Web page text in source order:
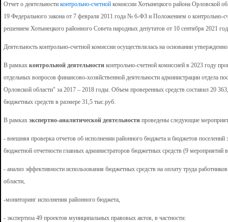
Отчет о деятельности контрольно-счетной комиссии Хотынецкого района Орловской
19 Федерального закона от 7 февраля 2011 года № 6-ФЗ и Положением о контрольно-
решением Хотынецкого районного Совета народных депутатов от 10 сентября 2021
Деятельность контрольно-счетной комиссии осуществлялась на основании
В рамках контрольной деятельности контрольно-счетной комиссией в 2023 году
отдельных вопросов финансово-хозяйственной деятельности администрации отдела
Орловской области" за 2017 – 2018 годы. Объем проверенных средств составил 20
бюджетных средств в размере 31,5 тыс.руб.
В рамках экспертно-аналитической деятельности проведены следующие
- внешняя проверка отчетов об исполнении районного бюджета и бюджетов
бюджетной отчетности главных администраторов бюджетных средств (9 мероприятий
- анализ эффективности использования бюджетных средств на оплату труда
области,
-мониторинг исполнения районного бюджета,
- экспертиза 49 проектов муниципальных правовых актов, в частности: